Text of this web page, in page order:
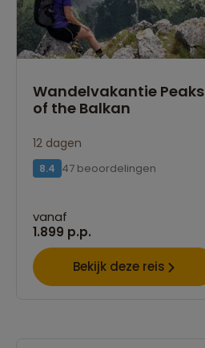
Wandelvakantie Peaks
of the Balkan
12 dagen
8.4 47 beoordelingen
vanaf
1.899 p.p.
Bekijk deze reis